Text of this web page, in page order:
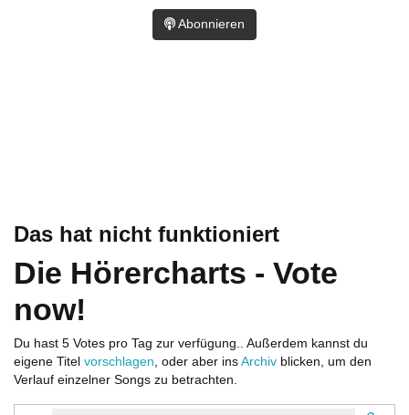
Das hat nicht funktioniert
Die Hörercharts - Vote
now!
Du hast 5 Votes pro Tag zur verfügung.. Außerdem kannst du
eigene Titel vorschlagen, oder aber ins Archiv blicken, um den
Verlauf einzelner Songs zu betrachten.
Abonnieren